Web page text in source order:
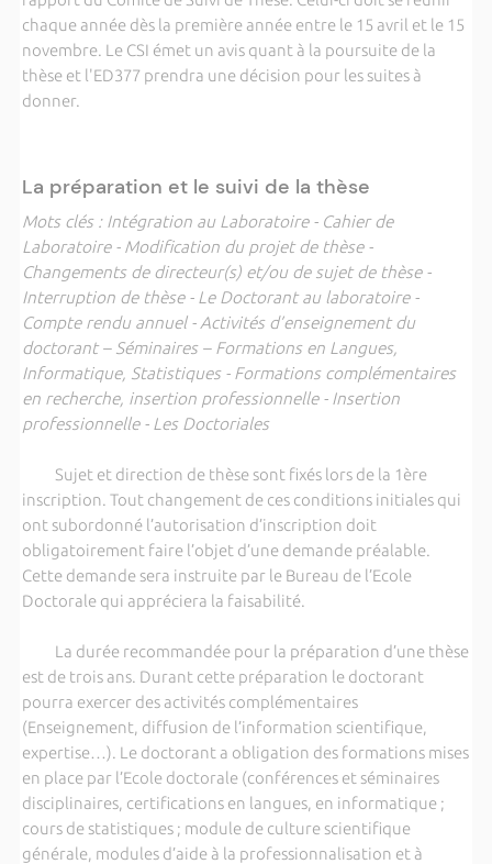
chaque année dès la première année entre le 15 avril et le 15
novembre. Le CSI émet un avis quant à la poursuite de la
thèse et l'ED377 prendra une décision pour les suites à
donner.
La préparation et le suivi de la thèse
Mots clés : Intégration au Laboratoire - Cahier de
Laboratoire - Modification du projet de thèse -
Changements de directeur(s) et/ou de sujet de thèse -
Interruption de thèse - Le Doctorant au laboratoire -
Compte rendu annuel - Activités d’enseignement du
doctorant – Séminaires – Formations en Langues,
Informatique, Statistiques - Formations complémentaires
en recherche, insertion professionnelle - Insertion
professionnelle - Les Doctoriales
Sujet et direction de thèse sont fixés lors de la 1ère
inscription. Tout changement de ces conditions initiales qui
ont subordonné l’autorisation d’inscription doit
obligatoirement faire l’objet d’une demande préalable.
Cette demande sera instruite par le Bureau de l’Ecole
Doctorale qui appréciera la faisabilité.
La durée recommandée pour la préparation d’une thèse
est de trois ans. Durant cette préparation le doctorant
pourra exercer des activités complémentaires
(Enseignement, diffusion de l’information scientifique,
expertise…). Le doctorant a obligation des formations mises
en place par l’Ecole doctorale (conférences et séminaires
disciplinaires, certifications en langues, en informatique ;
cours de statistiques ; module de culture scientifique
générale, modules d’aide à la professionnalisation et à